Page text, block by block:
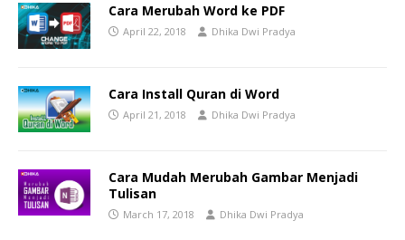
Cara Merubah Word ke PDF
April 22, 2018 Dhika Dwi Pradya
Cara Install Quran di Word
April 21, 2018 Dhika Dwi Pradya
Cara Mudah Merubah Gambar Menjadi
Tulisan
March 17, 2018 Dhika Dwi Pradya